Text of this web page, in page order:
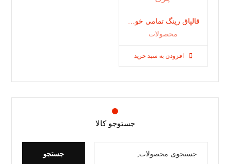
محصولات
افزودن به سبد خرید
جستوجو کالا
جستجو